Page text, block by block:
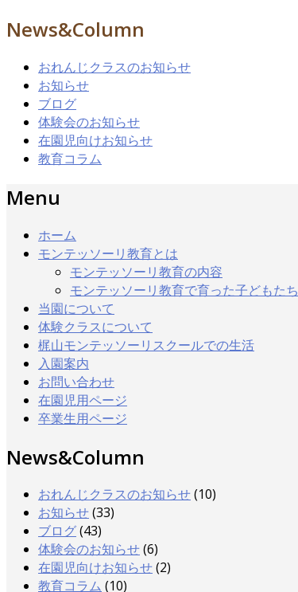
News&Column
おれんじクラスのお知らせ
お知らせ
ブログ
体験会のお知らせ
在園児向けお知らせ
教育コラム
Menu
ホーム
モンテッソーリ教育とは
モンテッソーリ教育の内容
モンテッソーリ教育で育った子どもたち
当園について
体験クラスについて
梶山モンテッソーリスクールでの生活
入園案内
お問い合わせ
在園児用ページ
卒業生用ページ
News&Column
おれんじクラスのお知らせ(10)
お知らせ(33)
ブログ(43)
体験会のお知らせ(6)
在園児向けお知らせ(2)
教育コラム (10)